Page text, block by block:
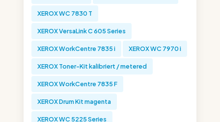
XEROX WC 7830 T
XEROX VersaLink C 605 Series
XEROX WorkCentre 7835 i XEROX WC 7970 i
XEROX Toner-Kit kalibriert / metered
XEROX WorkCentre 7835 F
XEROX Drum Kit magenta
XEROX WC 5225 Series